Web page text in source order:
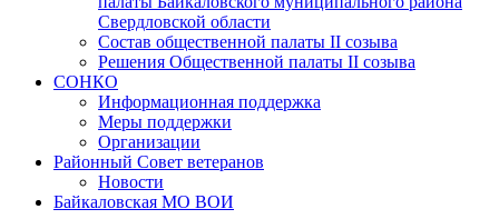
Свердловской области
Состав общественной палаты II созыва
Решения Общественной палаты II созыва
СОНКО
Информационная поддержка
Меры поддержки
Организации
Районный Совет ветеранов
Новости
Байкаловская МО ВОИ